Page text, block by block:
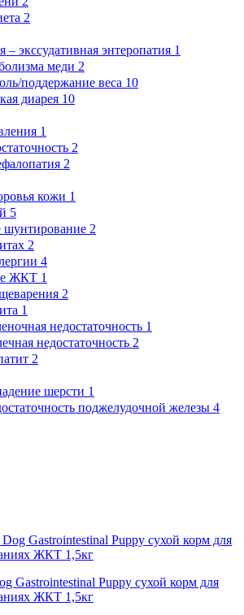
2
– экссудативная энтеропатия 1
меди 2
поддержание веса 10
диарея 10
1
2
2
кожи 1
5
шунтирование 2
2
4
ЖКТ 1
2
1
недостаточность 1
недостаточность 2
2
шерсти 1
поджелудочной железы 4
Gastrointestinal Puppy сухой корм для
ЖКТ 1,5кг